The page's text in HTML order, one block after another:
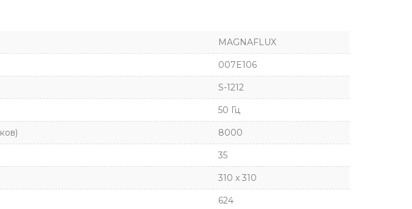
MAGNAFLUX
007E106
S-1212
50 Гц
8000
35
310 x 310
624